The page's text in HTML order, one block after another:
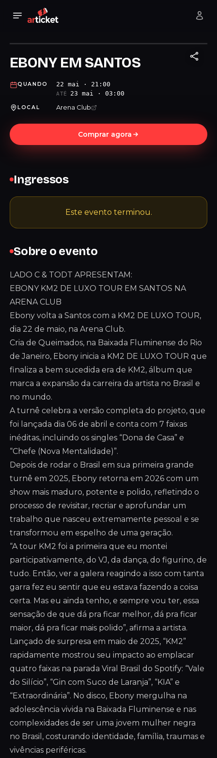
EBONY EM SANTOS
QUANDO 22 mai · 21:00
ATÉ 23 mai · 03:00
LOCAL Arena Club
Comprar agora
Sobre o evento
LADO C & TODT APRESENTAM:
EBONY KM2 DE LUXO TOUR EM SANTOS NA
ARENA CLUB
Ebony volta a Santos com a KM2 DE LUXO TOUR,
dia 22 de maio, na Arena Club.
Cria de Queimados, na Baixada Fluminense do Rio
de Janeiro, Ebony inicia a KM2 DE LUXO TOUR que
finaliza a bem sucedida era de KM2, álbum que
marca a expansão da carreira da artista no Brasil e
no mundo.
A turnê celebra a versão completa do projeto, que
foi lançada dia 06 de abril e conta com 7 faixas
inéditas, incluindo os singles “Dona de Casa” e
“Chefe (Nova Mentalidade)”.
Depois de rodar o Brasil em sua primeira grande
turnê em 2025, Ebony retorna em 2026 com um
show mais maduro, potente e polido, refletindo o
processo de revisitar, recriar e aprofundar um
trabalho que nasceu extremamente pessoal e se
transformou em espelho de uma geração.
“A tour KM2 foi a primeira que eu montei
participativamente, do VJ, da dança, do figurino, de
tudo. Então, ver a galera reagindo a isso com tanta
garra fez eu sentir que eu estava fazendo a coisa
certa. Mas eu ainda tenho, e sempre vou ter, essa
sensação de que dá pra ficar melhor, dá pra ficar
maior, dá pra ficar mais polido”, afirma a artista.
Lançado de surpresa em maio de 2025, “KM2”
rapidamente mostrou seu impacto ao emplacar
quatro faixas na parada Viral Brasil do Spotify: “Vale
do Silício”, “Gin com Suco de Laranja”, “KIA” e
“Extraordinária”. No disco, Ebony mergulha na
adolescência vivida na Baixada Fluminense e nas
complexidades de ser uma jovem mulher negra
no Brasil, costurando identidade, família, traumas e
vivências periféricas.
Ingressos
Este evento terminou.